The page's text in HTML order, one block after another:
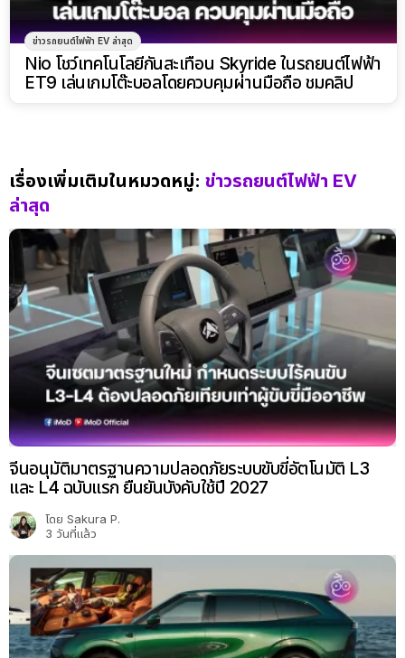
ข่าวรถยนต์ไฟฟ้า EV ล่าสุด
Nio โชว์เทคโนโลยีกันสะเทือน Skyride ในรถยนต์ไฟฟ้า
ET9 เล่นเกมโต๊ะบอลโดยควบคุมผ่านมือถือ ชมคลิป
เรื่องเพิ่มเติมในหมวดหมู่: ข่าวรถยนต์ไฟฟ้า EV
ล่าสุด
จีนอนุมัติมาตรฐานความปลอดภัยระบบขับขี่อัตโนมัติ L3
และ L4 ฉบับแรก ยืนยันบังคับใช้ปี 2027
โดย Sakura P.
3 วันที่แล้ว